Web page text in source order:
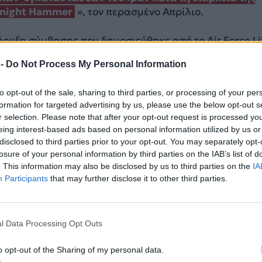
Do Not Process My Personal Information
opt-out of the sale, sharing to third parties, or processing of your
for targeted advertising by us, please use the below opt-out
selection. Please note that after your opt-out request is processed
interest-based ads based on personal information utilized by us
to third parties prior to your opt-out. You may separately
of your personal information by third parties on the IAB’s list of
This information may also be disclosed by us to third parties on the
Participants that may further disclose it to other third parties.
Data Processing Opt Outs
opt-out of the Sharing of my personal data.
Hammer », τον περασμένο Απρίλιο.
σύμβασης που δημοσιεύθηκε από το Air Force
(Indefinite Delivery, Indefinite Quantity) για την
την παραγωγή και την επιχειρησιακή
σχετικό έγγραφο, οι ενδιαφερόμενοι ανάδοχοι θα
ότι διαθέτουν την τεχνογνωσία για τονσχεδιασμό
και τηνενσωμάτωση κρίσιμων
ανάπτυξη, τηνεπιχειρησιακή απόδοσηκαι τη
76/B.